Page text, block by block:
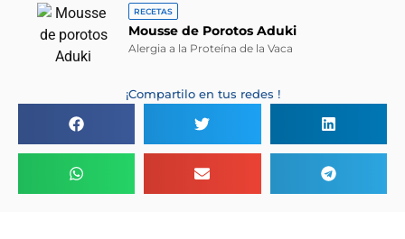
RECETAS
Mousse de Porotos Aduki
Alergia a la Proteína de la Vaca
¡Compartilo en tus redes !